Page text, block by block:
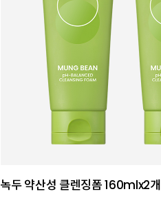
녹두 약산성 클렌징폼 160mlx2개